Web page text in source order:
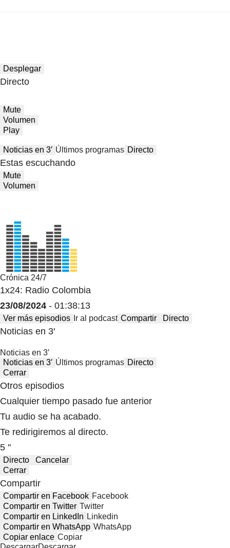
Desplegar
Directo
Mute
Volumen
Play
Noticias en 3′ Últimos programas Directo
Estas escuchando
Mute
Volumen
Crónica 24/7
1x24: Radio Colombia
23/08/2024 - 01:38:13
Ver más episodios Ir al podcast Compartir Directo
Noticias en 3′
Noticias en 3′
Noticias en 3′ Últimos programas Directo
Cerrar
Otros episodios
Cualquier tiempo pasado fue anterior
Tu audio se ha acabado.
Te redirigiremos al directo.
5 "
Directo
Cancelar
Cerrar
Compartir
Compartir en Facebook Facebook
Compartir en Twitter Twitter
Compartir en LinkedIn Linkedin
Compartir en WhatsApp WhatsApp
Copiar enlace Copiar